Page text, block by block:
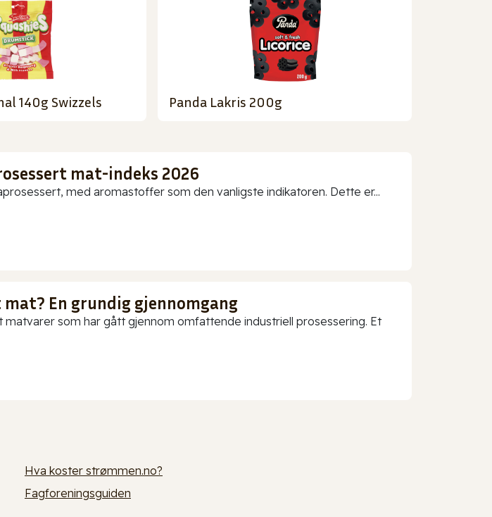
140g Swizzels Panda Lakris 200g
mat-indeks 2026
med aromastoffer som den vanligste indikatoren. Dette er...
En grundig gjennomgang
som har gått gjennom omfattende industriell prosessering. Et
Hva koster strømmen.no?
Fagforeningsguiden